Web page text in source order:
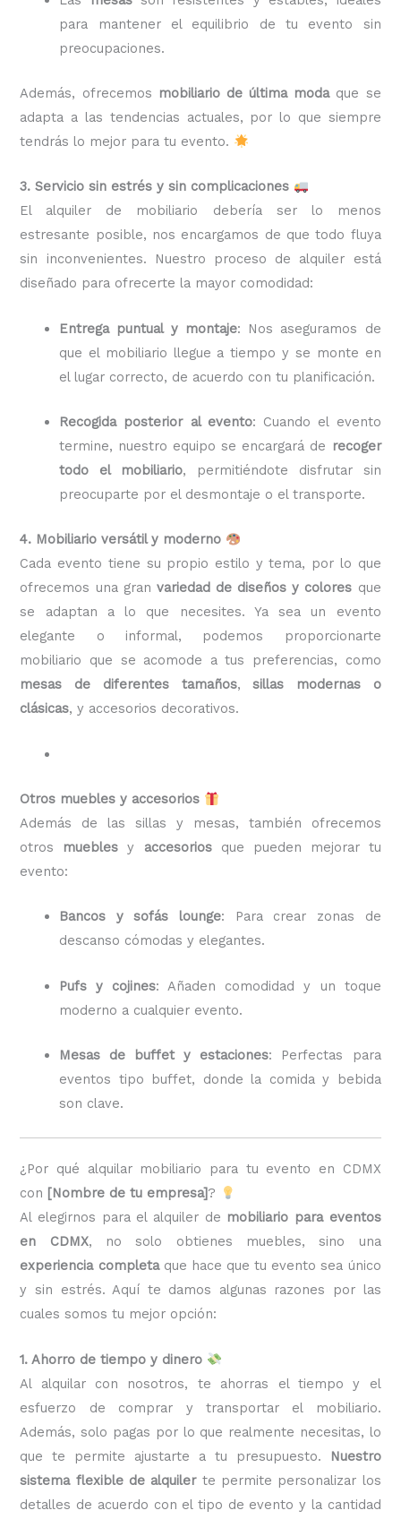
para mantener el equilibrio de tu evento sin
preocupaciones.
Además, ofrecemos mobiliario de última modaque se
adapta a las tendencias actuales, por lo que siempre
tendrás lo mejor para tu evento.
3. Servicio sin estrés y sin complicaciones
El alquiler de mobiliario debería ser lo menos
estresante posible, nos encargamos de que todo fluya
sin inconvenientes. Nuestro proceso de alquiler está
diseñado para ofrecerte la mayor comodidad:
Entrega puntual y montaje: Nos aseguramos de
que el mobiliario llegue a tiempo y se monte en
el lugar correcto, de acuerdo con tu planificación.
Recogida posterior al evento: Cuando el evento
termine, nuestro equipo se encargará de recoger
todo el mobiliario, permitiéndote disfrutar sin
preocuparte por el desmontaje o el transporte.
4. Mobiliario versátil y moderno
Cada evento tiene su propio estilo y tema, por lo que
ofrecemos una gran variedad de diseños y colores que
se adaptan a lo que necesites. Ya sea un evento
elegante o informal, podemos proporcionarte
mobiliario que se acomode a tus preferencias, como
mesas de diferentes tamaños,sillas modernas o
clásicas, y accesorios decorativos.
Otros muebles y accesorios
Además de las sillas y mesas, también ofrecemos
otros muebles y accesoriosque pueden mejorar tu
evento:
Bancos y sofás lounge: Para crear zonas de
descanso cómodas y elegantes.
Pufs y cojines: Añaden comodidad y un toque
moderno a cualquier evento.
Mesas de buffet y estaciones: Perfectas para
eventos tipo buffet, donde la comida y bebida
son clave.
¿Por qué alquilar mobiliario para tu evento en CDMX
con [Nombre de tu empresa]?
Al elegirnos para el alquiler de mobiliario para eventos
en CDMX, no solo obtienes muebles, sino una
experiencia completaque hace que tu evento sea único
y sin estrés. Aquí te damos algunas razones por las
cuales somos tu mejor opción:
1. Ahorro de tiempo y dinero
Al alquilar con nosotros, te ahorras el tiempo y el
esfuerzo de comprar y transportar el mobiliario.
Además, solo pagas por lo que realmente necesitas, lo
que te permite ajustarte a tu presupuesto.
Nuestro
sistema flexible de alquilerte permite personalizar los
detalles de acuerdo con el tipo de evento y la cantidad